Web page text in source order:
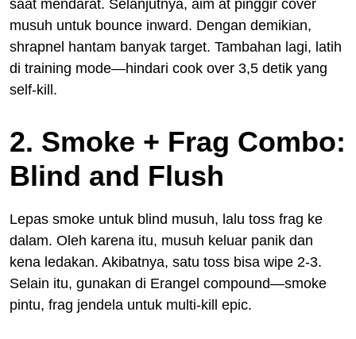
saat mendarat. Selanjutnya, aim at pinggir cover
musuh untuk bounce inward. Dengan demikian,
shrapnel hantam banyak target. Tambahan lagi, latih
di training mode—hindari cook over 3,5 detik yang
self-kill.
2. Smoke + Frag Combo:
Blind and Flush
Lepas smoke untuk blind musuh, lalu toss frag ke
dalam. Oleh karena itu, musuh keluar panik dan
kena ledakan. Akibatnya, satu toss bisa wipe 2-3.
Selain itu, gunakan di Erangel compound—smoke
pintu, frag jendela untuk multi-kill epic.